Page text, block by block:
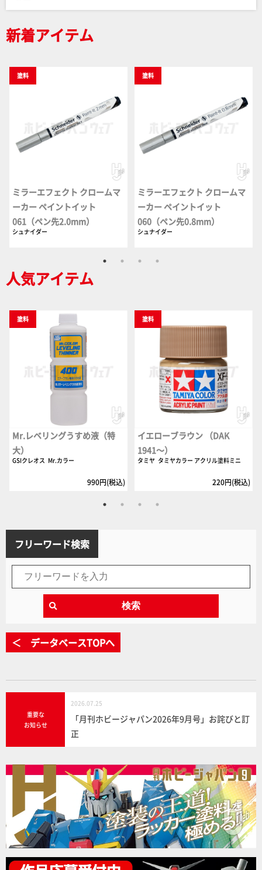
新着アイテム
塗料
ミラーエフェクト クロームマ
ーカー ペイントイット
061（ペン先2.0mm）
シュナイダー
塗料
ミラーエフェクト クロームマ
ーカー ペイントイット
060（ペン先0.8mm）
シュナイダー
人気アイテム
塗料
Mr.レベリングうすめ液（特
大）
GSIクレオス Mr.カラー
990円(税込)
塗料
イエローブラウン （DAK
1941～）
タミヤ タミヤカラー アクリル塗料ミニ
220円(税込)
フリーワード検索
検索
＜ データベースTOPへ
重要な
お知らせ
2026.07.25
「月刊ホビージャパン2026年9月号」お詫びと訂
正